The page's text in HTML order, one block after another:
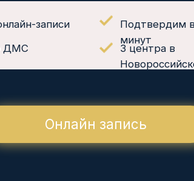
экспертное
за 1 час
Куникова, 32
Советов, 40